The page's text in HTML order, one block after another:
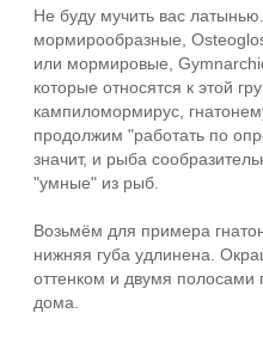
Не буду мучить вас
мормирообразные,
или мормировые,
которые относятся к этой
кампиломормирус,
продолжим "работать по
значит, и рыба
"умные" из рыб.
Возьмём для примера
нижняя губа удлинена.
оттенком и двумя полосами
дома.